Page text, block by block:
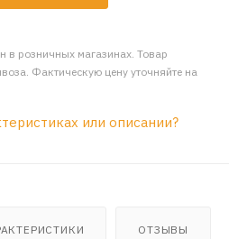
в розничных магазинах. Товар
Фактическую цену уточняйте на
или описании?
ОТЗЫВЫ